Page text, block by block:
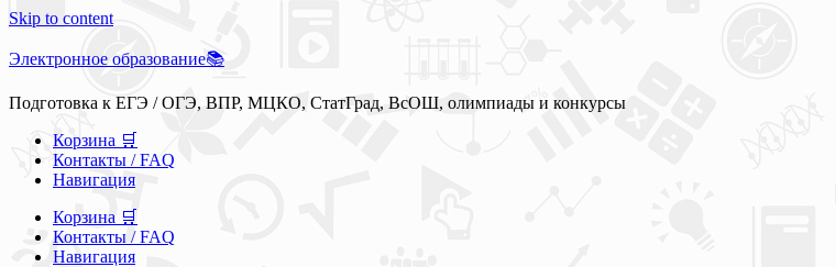
Skip to content
Электронное образование📚
Подготовка к ЕГЭ / ОГЭ, ВПР, МЦКО, СтатГрад, ВсОШ, олимпиады и конкурсы
Корзина 🛒
Контакты / FAQ
Навигация
Корзина 🛒
Контакты / FAQ
Навигация